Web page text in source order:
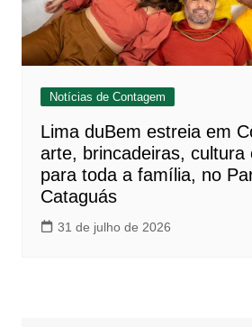
Notícias de Contagem
Lima duBem estreia em
arte, brincadeiras, cultura
para toda a família, no
Cataguás
31 de julho de 2026